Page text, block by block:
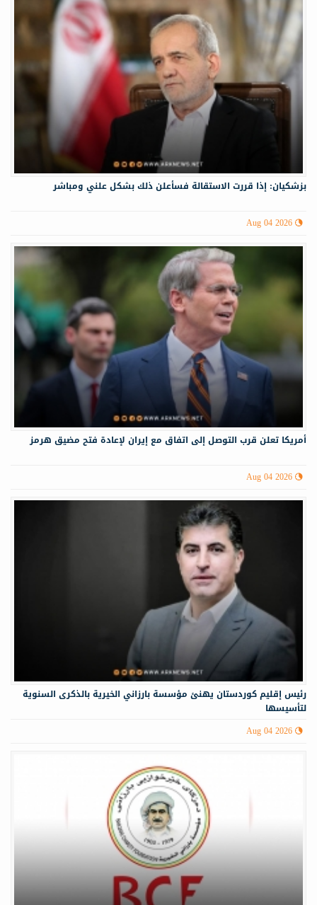
بزشكيان: إذا قررت الاستقالة فسأعلن ذلك بشكل علني ومباشر
Aug 04 2026
أمريكا تعلن قرب التوصل إلى اتفاق مع إيران لإعادة فتح مضيق هرمز
Aug 04 2026
رئيس إقليم كوردستان يهنئ مؤسسة بارزاني الخيرية بالذكرى السنوية
لتأسيسها
Aug 04 2026